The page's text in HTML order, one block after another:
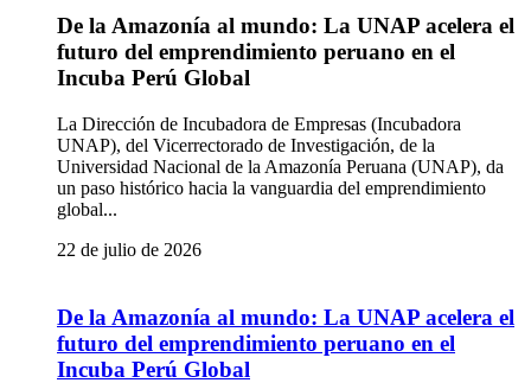
De la Amazonía al mundo: La UNAP acelera el
futuro del emprendimiento peruano en el
Incuba Perú Global
La Dirección de Incubadora de Empresas (Incubadora
UNAP), del Vicerrectorado de Investigación, de la
Universidad Nacional de la Amazonía Peruana (UNAP), da
un paso histórico hacia la vanguardia del emprendimiento
global...
22 de julio de 2026
De la Amazonía al mundo: La UNAP acelera el
futuro del emprendimiento peruano en el
Incuba Perú Global